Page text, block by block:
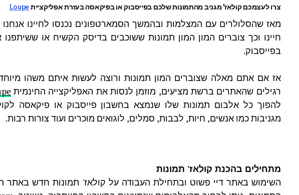
צרו לעצמכם קולאז' מגניב מהתמונות שלכם בפייסבוק או בפיקאסה בעזרת אפליקצייתLoupe
מאז שהסלולרים עם המצלמות ובהמשך הסמארטפונים נכנסו לחיינו
חיינו וכך צוברים המון המון תמונות ששוכבים בדיסק הקשיח או
בפייסבוק.
אז אם אתם מאלה שצוברים המון תמונות ורוצה לעשות איתם משהו
רגילים שהאתרים ברשת מציעים, מוזמן לנסות את האפליקצייה החינמית
להפוך כל אלבום תמונות שלו שנמצא בחשבון פייסבוק או פיקאסה
מגניבות כמו אנשים, חיות, לבבות, סמלים, לוגואים מוכרים ועוד צורות רבות.
מתחילים בהכנת קולאז' תמונות
השימוש באתר דיי פשוט ובתחילת העבודה על קולאז' תמונות חדש באתר